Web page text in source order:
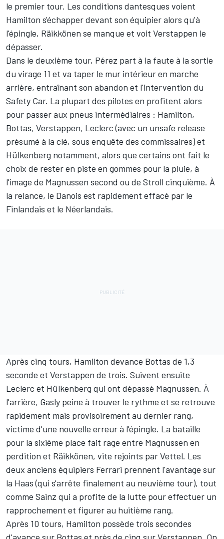
le premier tour. Les conditions dantesques voient
Hamilton s'échapper devant son équipier alors qu'à
l'épingle, Räikkönen se manque et voit Verstappen le
dépasser.
Dans le deuxième tour, Pérez part à la faute à la sortie
du virage 11 et va taper le mur intérieur en marche
arrière, entraînant son abandon et l'intervention du
Safety Car. La plupart des pilotes en profitent alors
pour passer aux pneus intermédiaires : Hamilton,
Bottas, Verstappen, Leclerc (avec un unsafe release
présumé à la clé, sous enquête des commissaires) et
Hülkenberg notamment, alors que certains ont fait le
choix de rester en piste en gommes pour la pluie, à
l'image de Magnussen second ou de Stroll cinquième. À
la relance, le Danois est rapidement effacé par le
Finlandais et le Néerlandais.
Après cinq tours, Hamilton devance Bottas de 1,3
seconde et Verstappen de trois. Suivent ensuite
Leclerc et Hülkenberg qui ont dépassé Magnussen. À
l'arrière, Gasly peine à trouver le rythme et se retrouve
rapidement mais provisoirement au dernier rang,
victime d'une nouvelle erreur à l'épingle. La bataille
pour la sixième place fait rage entre Magnussen en
perdition et Räikkönen, vite rejoints par Vettel. Les
deux anciens équipiers Ferrari prennent l'avantage sur
la Haas (qui s'arrête finalement au neuvième tour), tout
comme Sainz qui a profite de la lutte pour effectuer un
rapprochement et figurer au huitième rang.
Après 10 tours, Hamilton possède trois secondes